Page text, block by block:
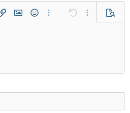
sách có thứ tự
tùy chọn…
liên kết
Chèn hình ảnh
Mặt cườiThêm tùy chọn…
Undo Thêm tùy
Xem
Roman
line